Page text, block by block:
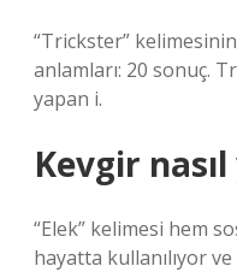
“Trickster”
anlamları: 20 sonuç.
yapan i.
Kevgir nasıl
“Elek” kelimesi hem
hayatta kullanılıyor